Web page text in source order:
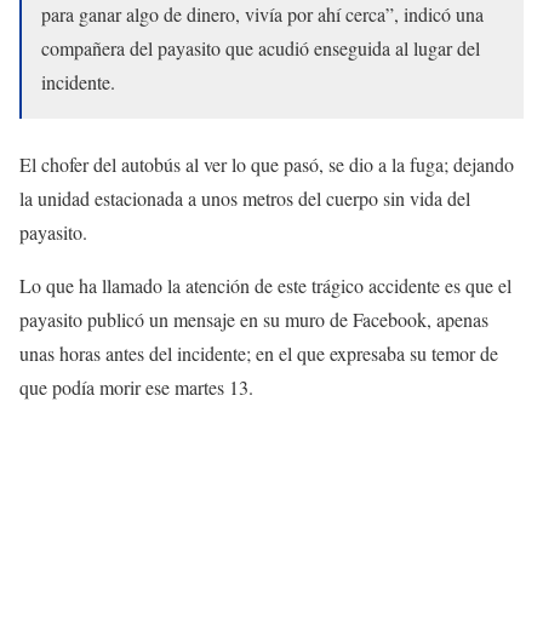
para ganar algo de dinero, vivía por ahí cerca”, indicó una
compañera del payasito que acudió enseguida al lugar del
incidente.
El chofer del autobús al ver lo que pasó, se dio a la fuga; dejando
la unidad estacionada a unos metros del cuerpo sin vida del
payasito.
Lo que ha llamado la atención de este trágico accidente es que el
payasito publicó un mensaje en su muro de Facebook, apenas
unas horas antes del incidente; en el que expresaba su temor de
que podía morir ese martes 13.